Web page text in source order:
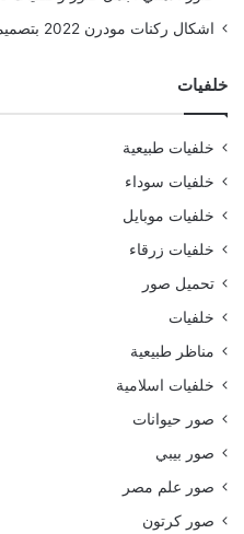
اشكال ركنات مودرن 2022 بتصميمات رائعة
خلفيات
خلفيات طبيعية
خلفيات سوداء
خلفيات موبايل
خلفيات زرقاء
تحميل صور
خلفيات
مناظر طبيعية
خلفيات اسلامية
صور حيوانات
صور بيبي
صور علم مصر
صور كرتون